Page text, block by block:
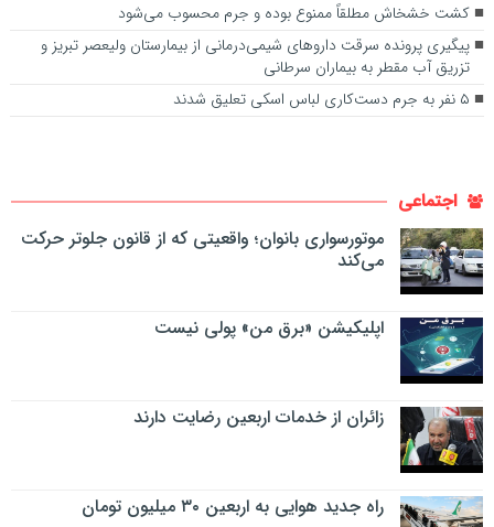
کشت خشخاش مطلقاً ممنوع بوده و جرم محسوب می‌شود
پیگیری پرونده سرقت داروهای شیمی‌درمانی از بیمارستان ولیعصر تبریز و
تزریق آب مقطر به بیماران سرطانی
۵ نفر به جرم دست‌کاری لباس اسکی تعلیق شدند
اجتماعی
موتورسواری بانوان؛ واقعیتی که از قانون جلوتر حرکت
می‌کند
اپلیکیشن «برق من» پولی نیست
زائران از خدمات اربعین رضایت دارند
راه جدید هوایی به اربعین ۳۰ میلیون تومان